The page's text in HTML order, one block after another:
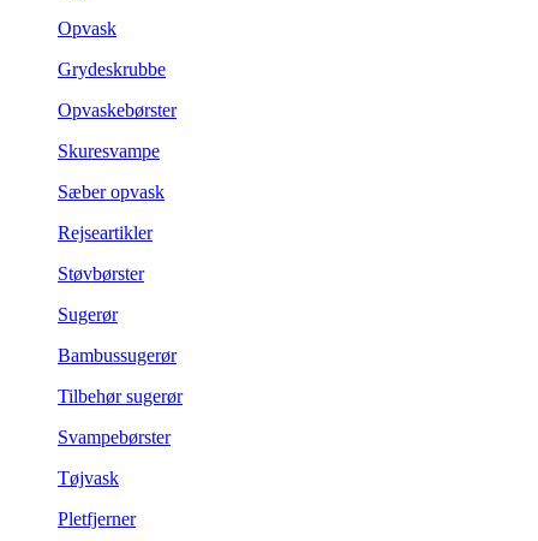
Opvask
Grydeskrubbe
Opvaskebørster
Skuresvampe
Sæber opvask
Rejseartikler
Støvbørster
Sugerør
Bambussugerør
Tilbehør sugerør
Svampebørster
Tøjvask
Pletfjerner